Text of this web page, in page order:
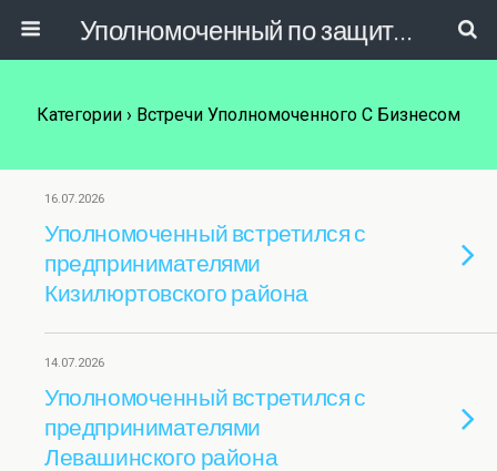
Уполномоченный по защите прав предпринимателей в РД
Категории › Встречи Уполномоченного С Бизнесом
16.07.2026
Уполномоченный встретился с
предпринимателями
Кизилюртовского района
14.07.2026
Уполномоченный встретился с
предпринимателями
Левашинского района